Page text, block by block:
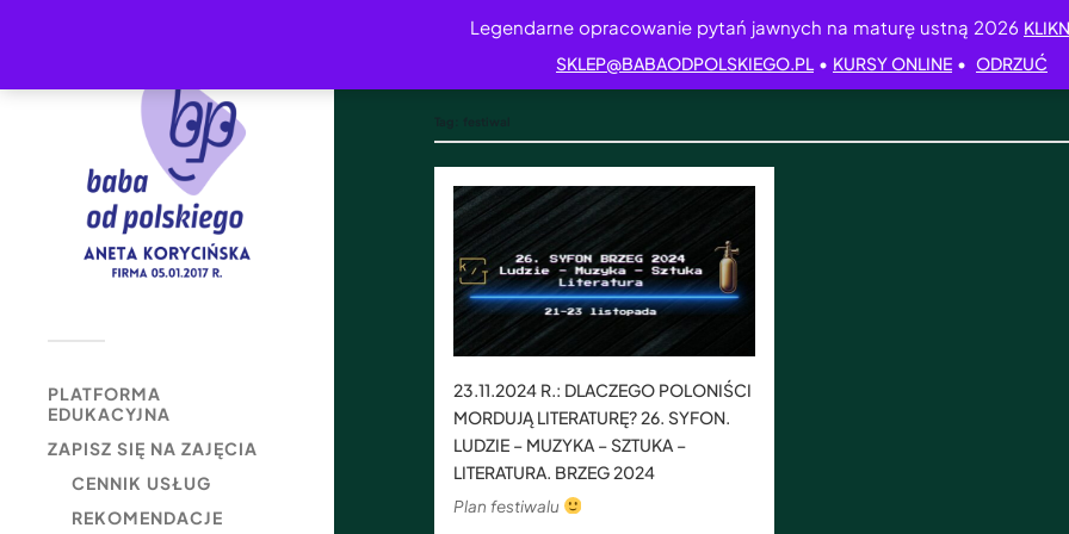
Legendarne opracowanie pytań jawnych na maturę ustną 2026
SKLEP@BABAODPOLSKIEGO.PL • KURSY ONLINE • ODRZUĆ
PLATFORMA
EDUKACYJNA
ZAPISZ SIĘ NA ZAJĘCIA
CENNIK USŁUG
REKOMENDACJE
23.11.2024 R.: DLACZEGO POLONIŚCI
MORDUJĄ LITERATURĘ? 26. SYFON.
LUDZIE – MUZYKA – SZTUKA –
LITERATURA. BRZEG 2024
Plan festiwalu